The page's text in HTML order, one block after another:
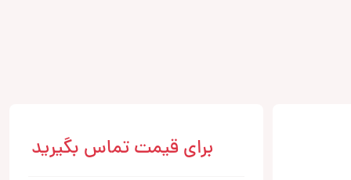
برای قیمت تماس بگیرید